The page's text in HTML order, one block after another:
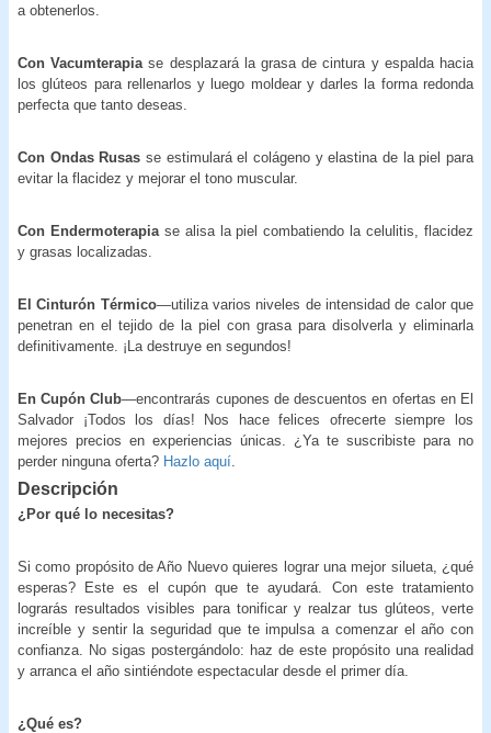
a obtenerlos.
Con Vacumterapiase desplazará la grasa de cintura y espalda hacia
los glúteos para rellenarlos y luego moldear y darles la forma redonda
perfecta que tanto deseas.
Con Ondas Rusas se estimulará el colágeno y elastina de la piel para
evitar la flacidez y mejorar el tono muscular.
Con Endermoterapiase alisa la piel combatiendo la celulitis, flacidez
y grasas localizadas.
El Cinturón Térmico—utiliza varios niveles de intensidad de calor que
penetran en el tejido de la piel con grasa para disolverla y eliminarla
definitivamente. ¡La destruye en segundos!
En Cupón Club—encontrarás cupones de descuentos en ofertas en El
Salvador ¡Todos los días! Nos hace felices ofrecerte siempre los
mejores precios en experiencias únicas. ¿Ya te suscribiste para no
perder ninguna oferta? Hazlo aquí
Descripción
¿Por qué lo necesitas?
Si como propósito de Año Nuevo quieres lograr una mejor silueta, ¿qué
esperas? Este es el cupón que te ayudará. Con este tratamiento
lograrás resultados visibles para tonificar y realzar tus glúteos, verte
increíble y sentir la seguridad que te impulsa a comenzar el año con
confianza. No sigas postergándolo: haz de este propósito una realidad
y arranca el año sintiéndote espectacular desde el primer día.
¿Qué es?